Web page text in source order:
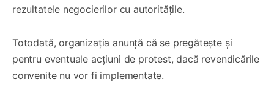
rezultatele negocierilor cu autoritățile.
Totodată, organizația anunță că se pregătește și
pentru eventuale acțiuni de protest, dacă revendicările
convenite nu vor fi implementate.